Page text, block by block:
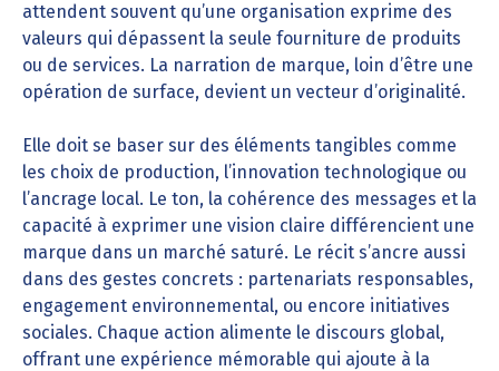
attendent souvent qu’une organisation exprime des
valeurs qui dépassent la seule fourniture de produits
ou de services. La narration de marque, loin d’être une
opération de surface, devient un vecteur d’originalité.
Elle doit se baser sur des éléments tangibles comme
les choix de production, l’innovation technologique ou
l’ancrage local. Le ton, la cohérence des messages et la
capacité à exprimer une vision claire différencient une
marque dans un marché saturé. Le récit s’ancre aussi
dans des gestes concrets : partenariats responsables,
engagement environnemental, ou encore initiatives
sociales. Chaque action alimente le discours global,
offrant une expérience mémorable qui ajoute à la